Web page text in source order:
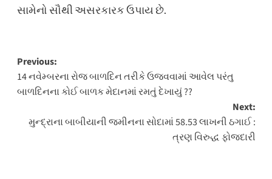
સામેનો સૌથી અસરકારક ઉપાય છે.
Post
navigation
Previous:
14 નવેમ્બરના રોજ બાળદિન તરીકે ઉજવવામાં આવેલ પરંતુ
બાળદિનના કોઈ બાળક મેદાનમાં રમતું દેખાયું ??
Next:
મુન્દ્રાના બાબીયાની જમીનના સોદામાં 58.53 લાખની ઠગાઈ :
ત્રણ વિરુદ્ધ ફોજદારી